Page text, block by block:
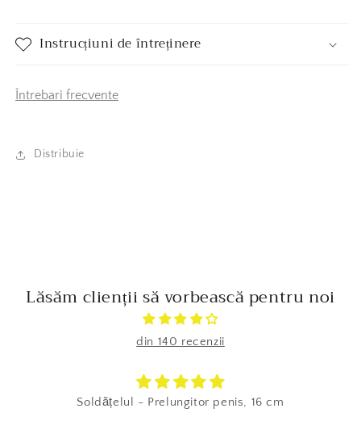
Instrucțiuni de întreținere
Întrebari frecvente
Distribuie
Lăsăm clienții să vorbească pentru noi
din 140 recenzii
Soldățelul - Prelungitor penis, 16 cm